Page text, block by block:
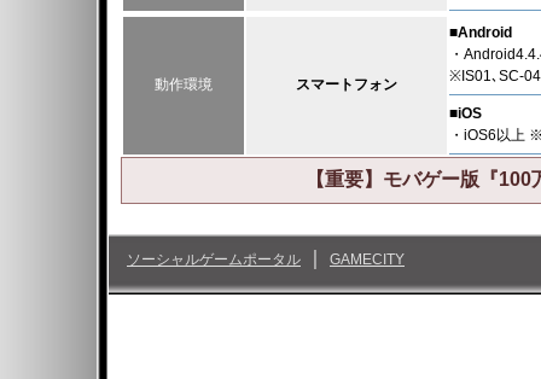
動作環境 スマートフォン
■Android
・
※IS01､SC-
■iOS
・iOS6以上
【重要】モバゲー版『
ソーシャルゲームポータル GAMECITY